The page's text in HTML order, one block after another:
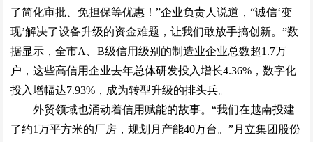
了简化审批、免担保等优惠！”企业负责人说道，“诚信‘变
现’解决了设备升级的资金难题，让我们敢放手搞创新。”数
据显示，全市A、B级信用级别的制造业企业总数超1.7万
户，这些高信用企业去年总体研发投入增长4.36%，数字化
投入增幅达7.93%，成为转型升级的排头兵。
外贸领域也涌动着信用赋能的故事。“我们在越南投建
了约1万平方米的厂房，规划月产能40万台。”月立集团股份